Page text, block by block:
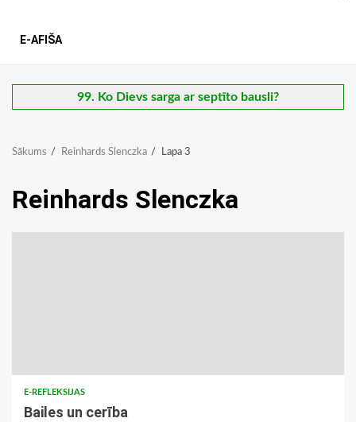
E-AFIŠA
99. Ko Dievs sarga ar septīto bausli?
Sākums Reinhards Slenczka Lapa 3
Reinhards Slenczka
E-REFLEKSIJAS
Bailes un cerība